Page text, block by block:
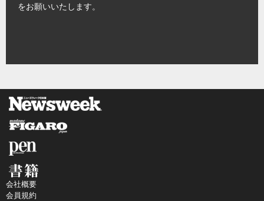
をお願いいたします。
会社概要
会員規約